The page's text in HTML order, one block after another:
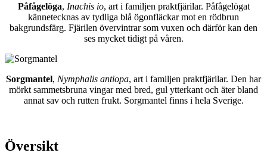
Påfågelöga, Inachis io, art i familjen praktfjärilar. Påfågelögat
kännetecknas av tydliga blå ögonfläckar mot en rödbrun
bakgrundsfärg. Fjärilen övervintrar som vuxen och därför kan den
ses mycket tidigt på våren.
Sorgmantel, Nymphalis antiopa, art i familjen praktfjärilar. Den har
mörkt sammetsbruna vingar med bred, gul ytterkant och äter bland
annat sav och rutten frukt. Sorgmantel finns i hela Sverige.
Översikt